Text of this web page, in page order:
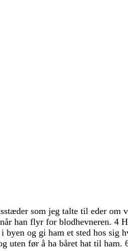
som jeg talte til eder om
når han flyr for blodhevneren. 4
i byen og gi ham et sted hos sig
uten før å ha båret hat til ham.